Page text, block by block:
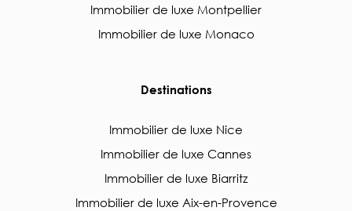
Immobilier de luxe Montpellier
Immobilier de luxe Monaco
Destinations
Immobilier de luxe Nice
Immobilier de luxe Cannes
Immobilier de luxe Biarritz
Immobilier de luxe Aix-en-Provence